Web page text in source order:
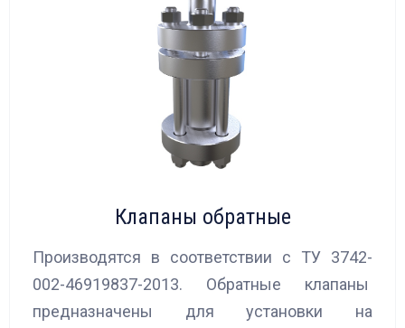
Клапаны обратные
Производятся в соответствии с ТУ 3742-
002-46919837-2013. Обратные клапаны
предназначены для установки на